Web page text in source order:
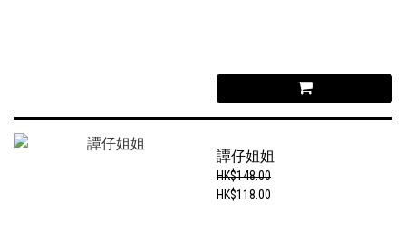
譚仔姐姐
HK$148.00
HK$118.00